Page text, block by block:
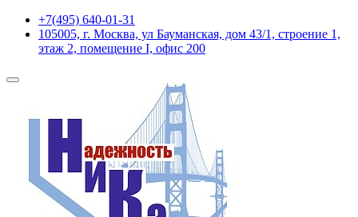
+7(495) 640-01-31
105005, г. Москва, ул Бауманская, дом 43/1, строение 1,
этаж 2, помещение I, офис 200